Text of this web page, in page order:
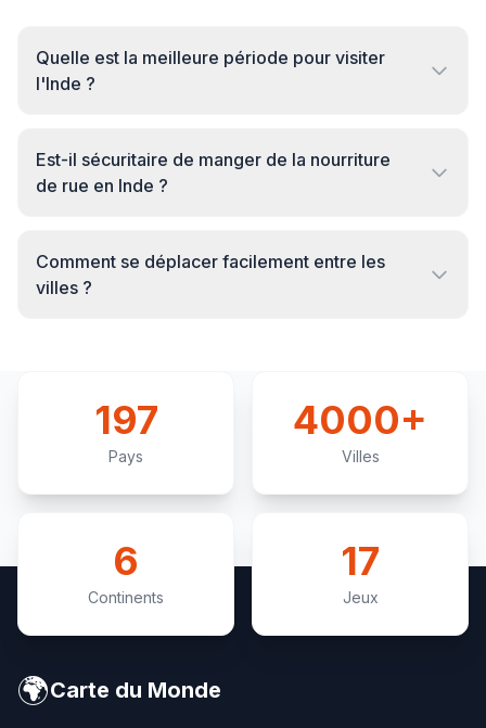
Quelle est la meilleure période pour visiter
l'Inde ?
Est-il sécuritaire de manger de la nourriture
de rue en Inde ?
Comment se déplacer facilement entre les
villes ?
197
Pays
4000+
Villes
6
Continents
17
Jeux
🌍Carte du Monde